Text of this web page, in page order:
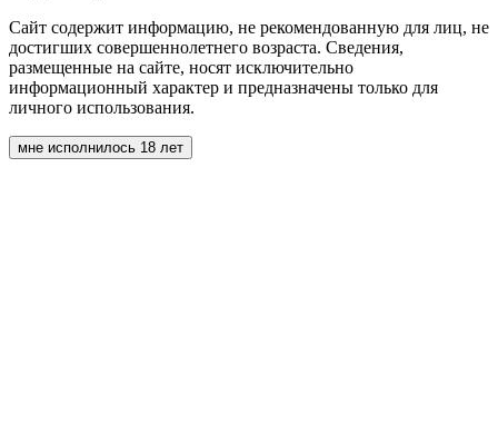
Сайт содержит информацию, не рекомендованную для лиц, не
достигших совершеннолетнего возраста. Сведения,
размещенные на сайте, носят исключительно
информационный характер и предназначены только для
личного использования.
мне исполнилось 18 лет